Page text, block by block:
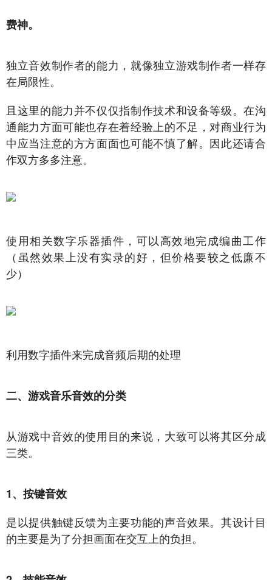
费神。
独立音效制作者的能力，就像独立游戏制作者一样存
在局限性。
且这里的能力并不仅仅指制作技术和设备等级。在沟
通能力方面可能也存在着经验上的不足，对商业行为
中应当注意的方方面面也可能不慎了解。因此还请合
作双方多多注意。
使用相关数字乐器插件，可以高效地完成编曲工作
（虽然效果上没有实录的好，但价格要较之低廉不
少）
利用数字插件来完成音频后期的处理
二、游戏音乐音效的分类
从游戏中音效的使用目的来说，大致可以将其区分成
三类。
1、按键音效
是以提供触键反馈为主要功能的声音效果。其设计目
的主要是为了分担画面在交互上的负担。